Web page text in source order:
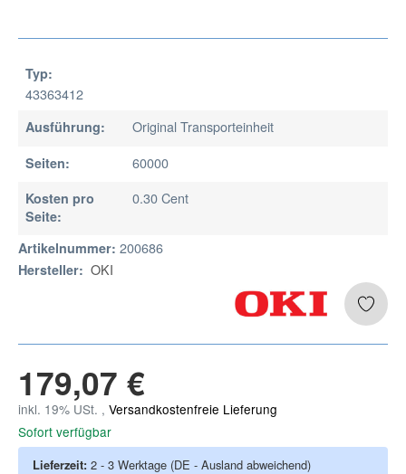
Typ:
43363412
Ausführung: Original Transporteinheit
Seiten: 60000
Kosten pro
Seite:
0.30 Cent
Artikelnummer: 200686
Hersteller: OKI
179,07 €
inkl. 19% USt. , Versandkostenfreie Lieferung
Sofort verfügbar
Lieferzeit: 2 - 3 Werktage (DE - Ausland abweichend)